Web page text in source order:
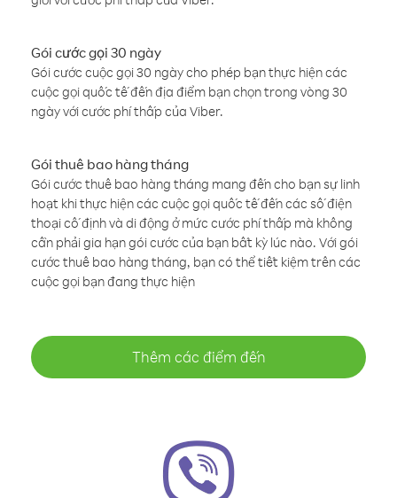
Gói cước gọi 30 ngày
Gói cước cuộc gọi 30 ngày cho phép bạn thực hiện các
cuộc gọi quốc tế đến địa điểm bạn chọn trong vòng 30
ngày với cước phí thấp của Viber.
Gói thuê bao hàng tháng
Gói cước thuê bao hàng tháng mang đến cho bạn sự linh
hoạt khi thực hiện các cuộc gọi quốc tế đến các số điện
thoại cố định và di động ở mức cước phí thấp mà không
cần phải gia hạn gói cước của bạn bất kỳ lúc nào. Với gói
cước thuê bao hàng tháng, bạn có thể tiết kiệm trên các
cuộc gọi bạn đang thực hiện
Thêm các điểm đến